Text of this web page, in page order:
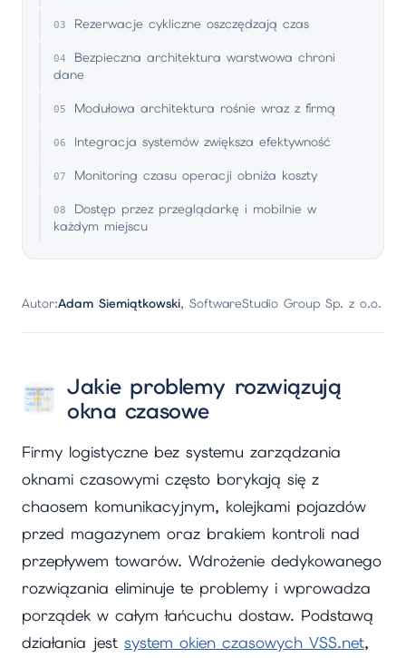
Rezerwacje cykliczne oszczędzają czas
Bezpieczna architektura warstwowa chroni
dane
Modułowa architektura rośnie wraz z firmą
Integracja systemów zwiększa efektywność
Monitoring czasu operacji obniża koszty
Dostęp przez przeglądarkę i mobilnie w
każdym miejscu
Autor:Adam Siemiątkowski, SoftwareStudio Group Sp. z o.o.
Jakie problemy rozwiązują
okna czasowe
Firmy logistyczne bez systemu zarządzania
oknami czasowymi często borykają się z
chaosem komunikacyjnym, kolejkami pojazdów
przed magazynem oraz brakiem kontroli nad
przepływem towarów. Wdrożenie dedykowanego
rozwiązania eliminuje te problemy i wprowadza
porządek w całym łańcuchu dostaw. Podstawą
działania jest system okien czasowych VSS.net,